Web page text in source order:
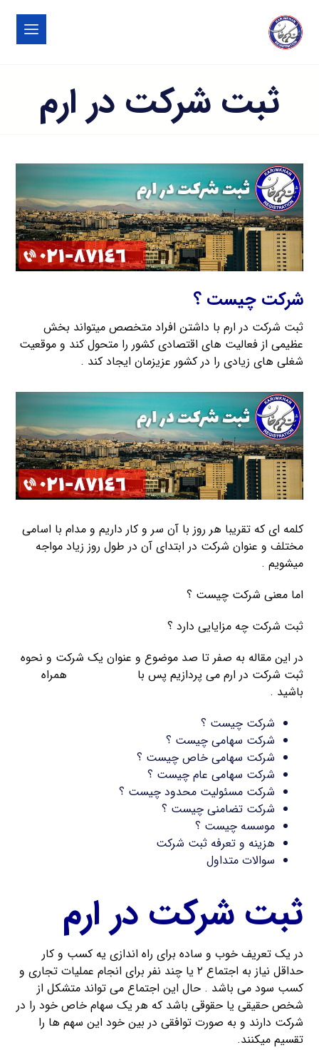
ثبت شرکت در ارم
شرکت چیست ؟
ثبت شرکت در ارم با داشتن افراد متخصص میتواند بخش
عظیمی از فعالیت های اقتصادی کشور را متحول کند و موقعیت
شغلی های زیادی را در کشور عزیزمان ایجاد کند .
کلمه ای که تقریبا هر روز با آن سر و کار داریم و مدام با اسامی
مختلف و عنوان شرکت در ابتدای آن در طول روز زیاد مواجه
میشویم .
اما معنی شرکت چیست ؟
ثبت شرکت چه مزایایی دارد ؟
در این مقاله به صفر تا صد موضوع و عنوان یک شرکت و نحوه
ثبت شرکت در ارم می پردازیم پس با
همراه
باشید .
شرکت چیست ؟
شرکت سهامی چیست ؟
شرکت سهامی خاص چیست ؟
شرکت سهامی عام چیست ؟
شرکت مسئولیت محدود چیست ؟
شرکت تضامنی چیست ؟
موسسه چیست ؟
هزینه و تعرفه ثبت شرکت
سوالات متداول
ثبت شرکت در ارم
در یک تعریف خوب و ساده برای راه اندازی یه کسب و کار
حداقل نیاز به اجتماع ۲ یا چند نفر برای انجام عملیات تجاری و
کسب سود می باشد . حال این اجتماع می تواند متشکل از
شخص حقیقی یا حقوقی باشد که هر یک سهام خاص خود را در
شرکت دارند و به صورت توافقی در بین خود این سهم ها را
تقسیم میکنند.